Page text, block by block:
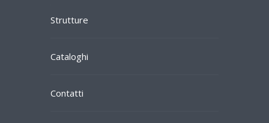
Strutture
Cataloghi
Contatti